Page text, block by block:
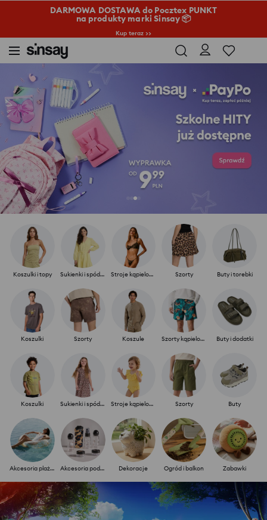
DARMOWA DOSTAWA do Pocztex PUNKT
na produkty marki Sinsay 📦
Kup teraz >>
Koszulki i topy Sukienki i spódnice Stroje kąpielowe Szorty Buty i torebki
Koszulki Szorty Koszule Szorty kąpielowe Buty i dodatki
Koszulki Sukienki i spódniczki Stroje kąpielowe Szorty Buty
Akcesoria plażowe Akcesoria podróżnicze Dekoracje Ogród i balkon Zabawki